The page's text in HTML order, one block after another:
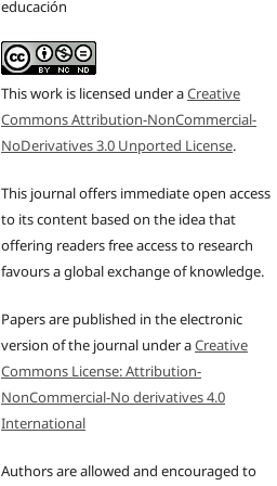
educación
This work is licensed under aCreative
Commons Attribution-NonCommercial-
NoDerivatives 3.0 Unported License.
This journal offers immediate open access
to its content based on the idea that
offering readers free access to research
favours a global exchange of knowledge.
Papers are published in the electronic
version of the journal under aCreative
Commons License: Attribution-
NonCommercial-No derivatives 4.0
International
Authors are allowed and encouraged to